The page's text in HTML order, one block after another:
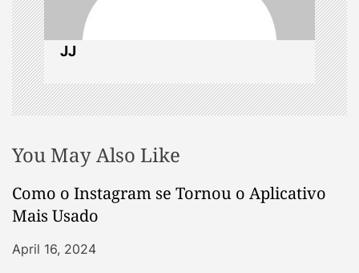
i
o
n
JJ
You May Also Like
Como o Instagram se Tornou o Aplicativo
Mais Usado
April 16, 2024